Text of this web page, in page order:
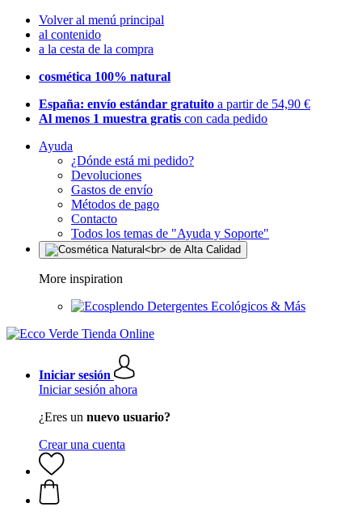
Volver al menú principal
al contenido
a la cesta de la compra
cosmética 100% natural
España: envío estándar gratuito a partir de 54,90 €
Al menos 1 muestra gratis con cada pedido
Ayuda
¿Dónde está mi pedido?
Devoluciones
Gastos de envío
Métodos de pago
Contacto
Todos los temas de "Ayuda y Soporte"
More inspiration
Detergentes Ecológicos & Más
Iniciar sesión
Iniciar sesión ahora
¿Eres un nuevo usuario?
Crear una cuenta